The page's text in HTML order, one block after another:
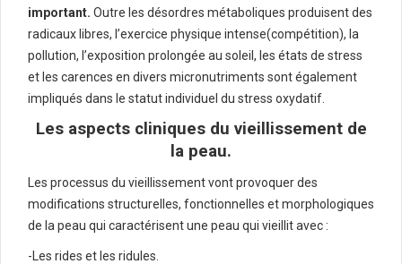
important. Outre les désordres métaboliques produisent des
radicaux libres, l’exercice physique intense(compétition), la
pollution, l’exposition prolongée au soleil, les états de stress
et les carences en divers micronutriments sont également
impliqués dans le statut individuel du stress oxydatif.
Les aspects cliniques du vieillissement de
la peau.
Les processus du vieillissement vont provoquer des
modifications structurelles, fonctionnelles et morphologiques
de la peau qui caractérisent une peau qui vieillit avec :
-Les rides et les ridules.